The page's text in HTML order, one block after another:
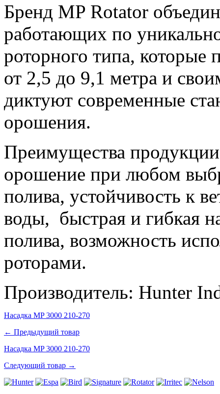
Бренд MP Rotator
работающих по
роторного типа, которые
от 2,5 до 9,1 метра и
диктуют современные
орошения.
Преимущества
орошение при любом
полива, устойчивость к
воды, быстрая и гибкая
полива, возможность
роторами.
Производитель: Hunter
Насадка MP 3000 210-270
← Предыдущий товар
Насадка MP 3000 210-270
Следующий товар →